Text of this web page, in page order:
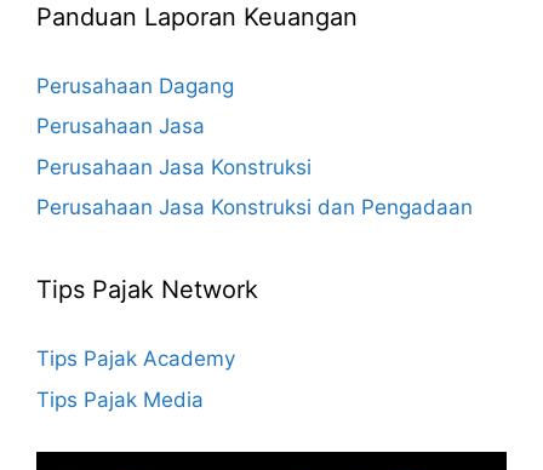
Panduan Laporan Keuangan
Perusahaan Dagang
Perusahaan Jasa
Perusahaan Jasa Konstruksi
Perusahaan Jasa Konstruksi dan Pengadaan
Tips Pajak Network
Tips Pajak Academy
Tips Pajak Media